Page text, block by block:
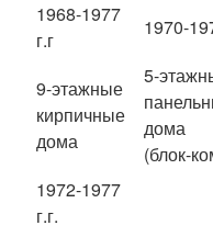
1968-1977
г.г
1970-
9-этажные
кирпичные
дома
5-
дома
(блок-
1972-1977
г.г.